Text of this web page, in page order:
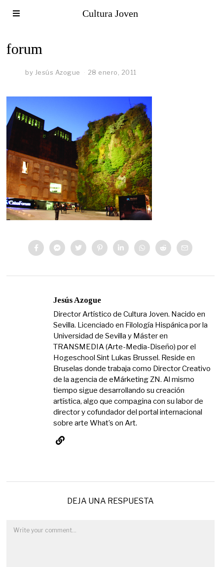
Cultura Joven
forum
by Jesús Azogue 28 enero, 2011
Jesús Azogue
Director Artístico de Cultura Joven. Nacido en
Sevilla. Licenciado en Filología Hispánica por la
Universidad de Sevilla y Máster en
TRANSMEDIA (Arte-Media-Diseño) por el
Hogeschool Sint Lukas Brussel. Reside en
Bruselas donde trabaja como Director Creativo
de la agencia de eMárketing ZN. Al mismo
tiempo sigue desarrollando su creación
artística, algo que compagina con su labor de
director y cofundador del portal internacional
sobre arte What’s on Art.
DEJA UNA RESPUESTA